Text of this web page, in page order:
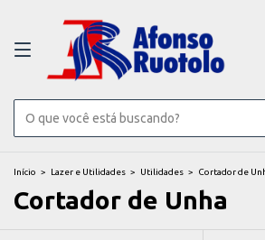
Início > Lazer e Utilidades > Utilidades > Cortador de
Cortador de Unha